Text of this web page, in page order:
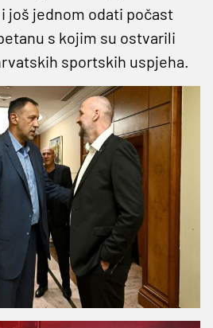
još jednom odati počast
s kojim su ostvarili
sportskih uspjeha.